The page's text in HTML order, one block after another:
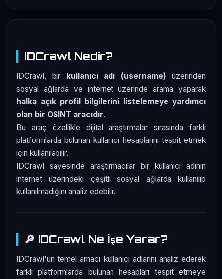
IDCrawl Nedir?
IDCrawl, bir kullanıcı adı (username) üzerinden
sosyal ağlarda ve internet üzerinde arama yaparak
halka açık profil bilgilerini listelemeye yardımcı
olan bir OSINT aracıdır.
Bu araç özellikle dijital araştırmalar sırasında farklı
platformlarda bulunan kullanıcı hesaplarını tespit etmek
için kullanılabilir.
IDCrawl sayesinde araştırmacılar bir kullanıcı adının
internet üzerindeki çeşitli sosyal ağlarda kullanılıp
kullanılmadığını analiz edebilir.
🔎 IDCrawl Ne İşe Yarar?
IDCrawl'un temel amacı kullanıcı adlarını analiz ederek
farklı platformlarda bulunan hesapları tespit etmeye